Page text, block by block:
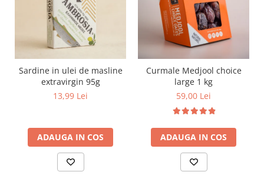
Sardine in ulei de masline
extravirgin 95g
13,99 Lei
ADAUGA IN COS
Curmale Medjool choice
large 1 kg
59,00 Lei
ADAUGA IN COS